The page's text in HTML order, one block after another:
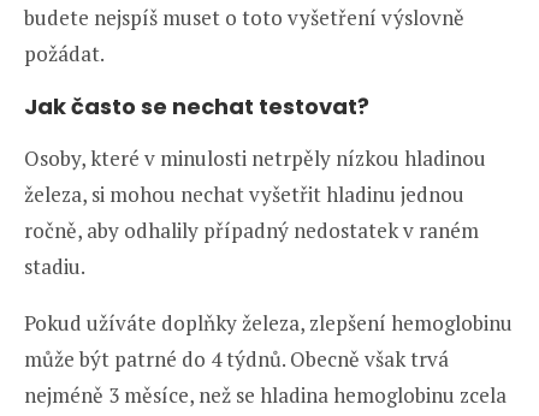
budete nejspíš muset o toto vyšetření výslovně
požádat.
Jak často se nechat testovat?
Osoby, které v minulosti netrpěly nízkou hladinou
železa, si mohou nechat vyšetřit hladinu jednou
ročně, aby odhalily případný nedostatek v raném
stadiu.
Pokud užíváte doplňky železa, zlepšení hemoglobinu
může být patrné do 4 týdnů. Obecně však trvá
nejméně 3 měsíce, než se hladina hemoglobinu zcela